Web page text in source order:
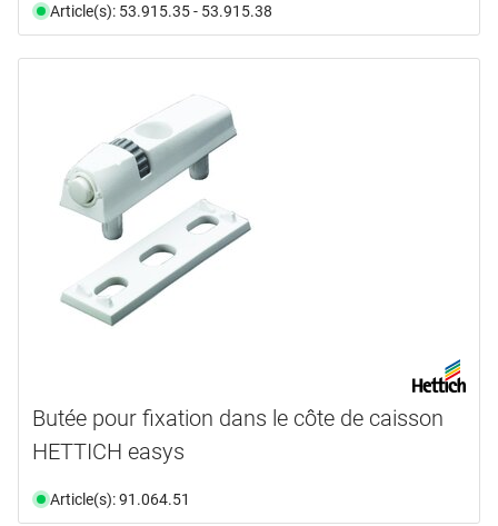
Article(s): 53.915.35 - 53.915.38
Butée pour fixation dans le côte de caisson
HETTICH easys
Article(s): 91.064.51